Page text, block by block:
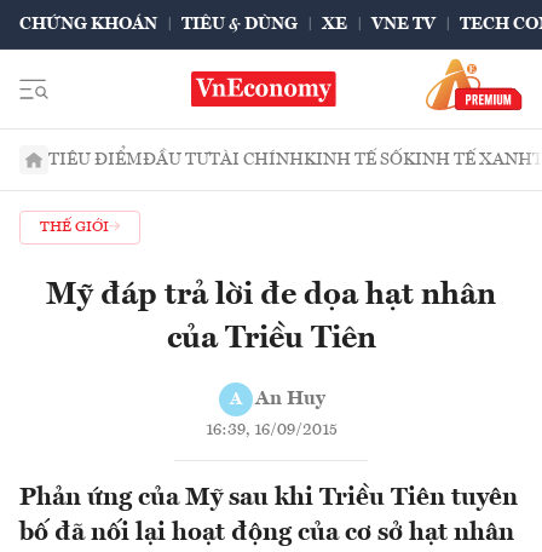
CHỨNG KHOÁN TIÊU & DÙNG XE VNE TV TECH
TIÊU ĐIỂMĐẦU TƯTÀI CHÍNHKINH TẾ SỐKINH TẾ XANH
THẾ GIỚI
Mỹ đáp trả lời đe dọa hạt nhân
của Triều Tiên
A An Huy
16:39, 16/09/2015
Phản ứng của Mỹ sau khi Triều Tiên tuyên
bố đã nối lại hoạt động của cơ sở hạt nhân